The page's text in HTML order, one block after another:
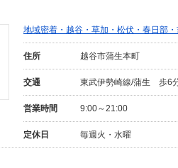
地域密着・越谷・草加・松伏・春日部
住所 越谷市蒲生本町
交通 東武伊勢崎線/蒲生 歩6
営業時間 9:00～21:00
定休日 毎週火・水曜